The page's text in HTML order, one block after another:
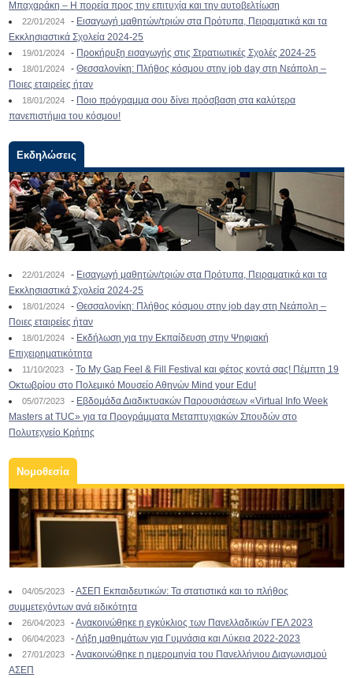
Μπαχαράκη – Η πορεία προς την επιτυχία και την αυτοβελτίωση
22/01/2024 - Εισαγωγή μαθητών/τριών στα Πρότυπα, Πειραματικά και τα
Εκκλησιαστικά Σχολεία 2024-25
19/01/2024 - Προκήρυξη εισαγωγής στις Στρατιωτικές Σχολές 2024-25
18/01/2024 -Θεσσαλονίκη: Πλήθος κόσμου στην job day στη Νεάπολη –
Ποιες εταιρείες ήταν
18/01/2024 - Ποιο πρόγραμμα σου δίνει πρόσβαση στα καλύτερα
πανεπιστήμια του κόσμου!
Εκδηλώσεις
22/01/2024 - Εισαγωγή μαθητών/τριών στα Πρότυπα, Πειραματικά και τα
Εκκλησιαστικά Σχολεία 2024-25
18/01/2024 -Θεσσαλονίκη: Πλήθος κόσμου στην job day στη Νεάπολη –
Ποιες εταιρείες ήταν
18/01/2024 - Εκδήλωση για την Εκπαίδευση στην Ψηφιακή
Επιχειρηματικότητα
11/10/2023 -To My Gap Feel & Fill Festival και φέτος κοντά σας! Πέμπτη 19
Οκτωβρίου στο Πολεμικό Μουσείο Αθηνών Mind your Edu!
05/07/2023 - Εβδομάδα Διαδικτυακών Παρουσιάσεων «Virtual Info Week
Masters at TUC» για τα Προγράμματα Μεταπτυχιακών Σπουδών στο
Πολυτεχνείο Κρήτης
Νομοθεσία
04/05/2023 -ΑΣΕΠ Εκπαιδευτικών: Τα στατιστικά και το πλήθος
συμμετεχόντων ανά ειδικότητα
26/04/2023 -Ανακοινώθηκε η εγκύκλιος των Πανελλαδικών ΓΕΛ 2023
06/04/2023 -Λήξη μαθημάτων για Γυμνάσια και Λύκεια 2022-2023
27/01/2023 -Ανακοινώθηκε η ημερομηνία του Πανελλήνιου Διαγωνισμού
ΑΣΕΠ